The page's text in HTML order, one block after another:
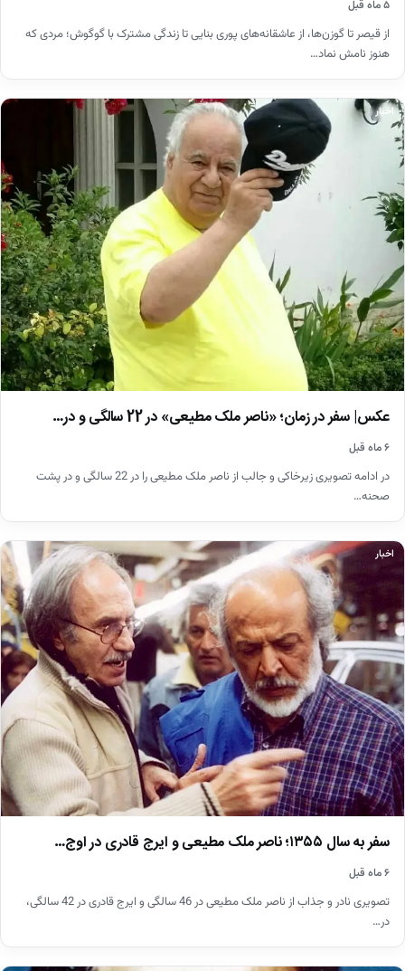
۵ ماه قبل
از قیصر تا گوزن‌ها، از عاشقانه‌های پوری بنایی تا زندگی مشترک با گوگوش؛ مردی که
هنوز نامش نماد…
اخبار
عکس| سفر در زمان؛ «ناصر ملک مطیعی» در 22 سالگی و در…
۶ ماه قبل
در ادامه تصویری زیرخاکی و جالب از ناصر ملک مطیعی را در 22 سالگی و در پشت
صحنه…
اخبار
سفر به سال ۱۳۵۵؛ ناصر ملک مطیعی و ایرج قادری در اوج…
۶ ماه قبل
تصویری نادر و جذاب از ناصر ملک مطیعی در 46 سالگی و ایرج قادری در 42 سالگی،
در…